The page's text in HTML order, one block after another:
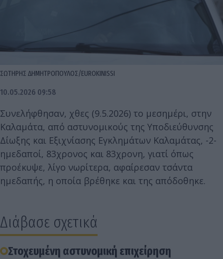
ΣΩΤΗΡΗΣ ΔΗΜΗΤΡΟΠΟΥΛΟΣ/EUROKINISSI
10.05.2026 09:58
Συνελήφθησαν, χθες (9.5.2026) το μεσημέρι, στην
Καλαμάτα, από αστυνομικούς της Υποδιεύθυνσης
Δίωξης και Εξιχνίασης Εγκλημάτων Καλαμάτας, -2-
ημεδαποί, 83χρονος και 83χρονη, γιατί όπως
προέκυψε, λίγο νωρίτερα, αφαίρεσαν τσάντα
ημεδαπής, η οποία βρέθηκε και της απόδοθηκε.
Διάβασε σχετικά
Στοχευμένη αστυνομική επιχείρηση